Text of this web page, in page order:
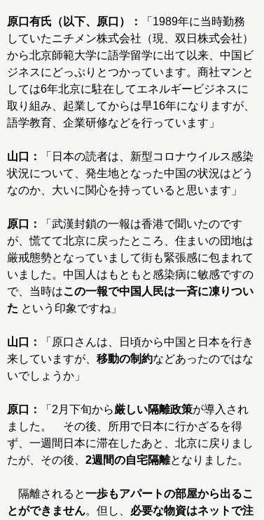
原口有氏（以下、原口）：
「1989年に当時勤務
していたニチメン株式会社（現、双日株式会社）
から北京師範大学に語学留学に出て以来、中国ビ
ジネスにどっぷりとつかっています。商社マンと
しては6年北京に駐在してエネルギービジネスに
取り組み、起業してからは早16年になりますが、
語学教育、企業研修などを行っています」
山口：
「日本の読者は、新型コロナウイルス感染
状況について、発生地となった中国の状況はどう
なのか、大いに関心を持っていると思います」
原口：
「武漢封鎖の一報は香港で聞いたのです
が、慌てて北京に戻ったところ、住まいの団地は
厳戒態勢となっていまして街も緊張感に包まれて
いました。中国人はもともと感染病に敏感ですの
で、当時はこの一報で中国人民は一斉に凍りつい
た という印象ですね」
山口：
「原口さんは、日頃から中国と日本を行き
来していますが、 移動の制約などあったのではな
いでしょうか」
原口： 「2月下旬から厳しい隔離政策が導入され
ました。 その後、所用で日本に行かざるを得
ず、一週間日本に滞在したあと、北京に戻りまし
たが、その後、 2週間の自宅隔離となりました。
隔離されると一歩もアパートの部屋から出るこ
とができません。但し、 必要な物資はネットで注